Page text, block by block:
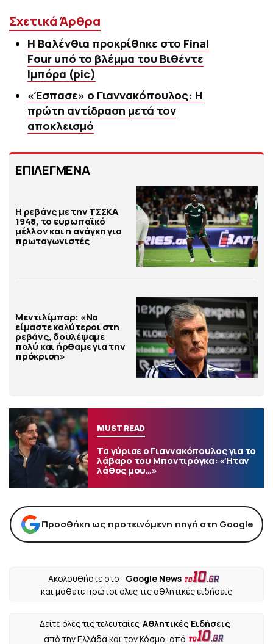
Σχετικά Άρθρα
Η Βαλένθια προκρίθηκε στο Final
Four υπό το βλέμμα του Βιθέντε
Ιμπόρα (pic)
«Έσπασε» ο Γιαννακόπουλος: Η
πρώτη αντίδραση μετά τον
αποκλεισμό
ΕΠΙΛΕΓΜΕΝΑ
Η ρεβάνς με την ΤΣΣΚΑ
1948, το ευρωπαϊκό
μέλλον και η ανάγκη για
πρωταγωνιστές
Μεντιλίμπαρ: «Να
είμαστε καλύτεροι στη
ρεβάνς, δουλέψαμε
πολύ και ήρθαμε για την
πρόκριση»
MUST READ
Τα γύρισε ο Γιαννακόπουλος για το
λάβαρο του Μποντιρόγκα: «Ήταν
λάθος μου…»
Προσθήκη ως προτεινόμενη πηγή στη Google
Ακολουθήστε στο
Google News
και μάθετε πρώτοι όλες τις αθλητικές ειδήσεις
Δείτε όλες τις τελευταίες Αθλητικές Ειδήσεις
από την Ελλάδα και τον Κόσμο, από